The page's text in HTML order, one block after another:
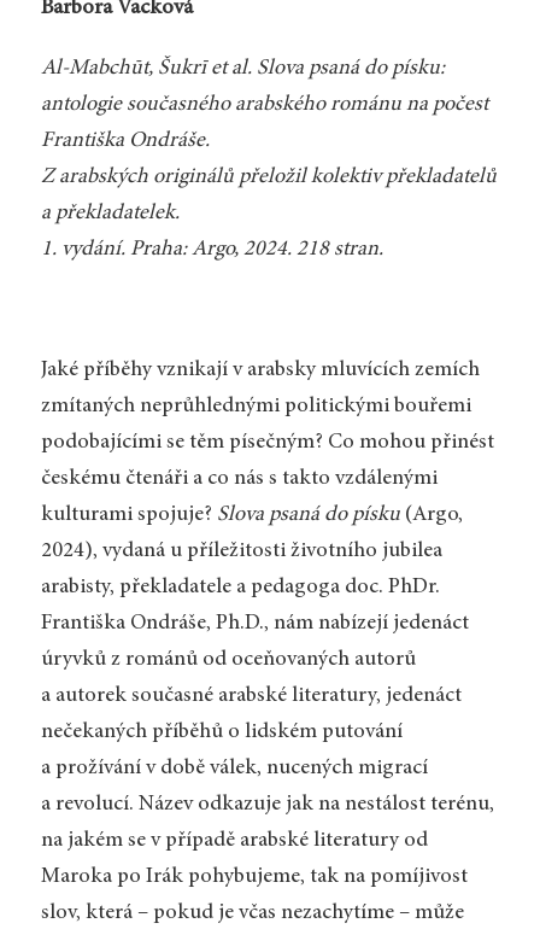
Barbora Vacková
Al-Mabchūt, Šukrī et al. Slova psaná do písku:
antologie současného arabského románu na počest
Františka Ondráše.
Z arabských originálů přeložil kolektiv překladatelů
a překladatelek.
1. vydání. Praha: Argo, 2024. 218 stran.
Jaké příběhy vznikají v arabsky mluvících zemích
zmítaných neprůhlednými politickými bouřemi
podobajícími se těm písečným? Co mohou přinést
českému čtenáři a co nás s takto vzdálenými
kulturami spojuje? Slova psaná do písku(Argo,
2024), vydaná u příležitosti životního jubilea
arabisty, překladatele a pedagoga doc. PhDr.
Františka Ondráše, Ph.D., nám nabízejí jedenáct
úryvků z románů od oceňovaných autorů
a autorek současné arabské literatury, jedenáct
nečekaných příběhů o lidském putování
a prožívání v době válek, nucených migrací
a revolucí. Název odkazuje jak na nestálost terénu,
na jakém se v případě arabské literatury od
Maroka po Irák pohybujeme, tak na pomíjivost
slov, která – pokud je včas nezachytíme – může